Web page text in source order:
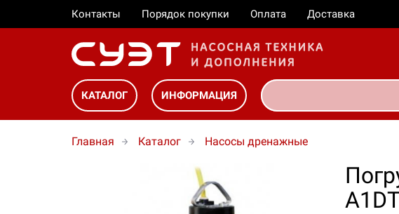
Контакты Порядок покупки Оплата Доставка
КАТАЛОГ ИНФОРМАЦИЯ
Главная Каталог Насосы дренажные